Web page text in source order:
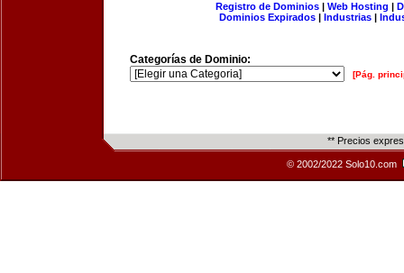
Registro de Dominios| Web Hosting |
Dominios Expirados | Industrias |
Categorías de Dominio:
[Pág.
** Precios
© 2002/2022 Solo10.com